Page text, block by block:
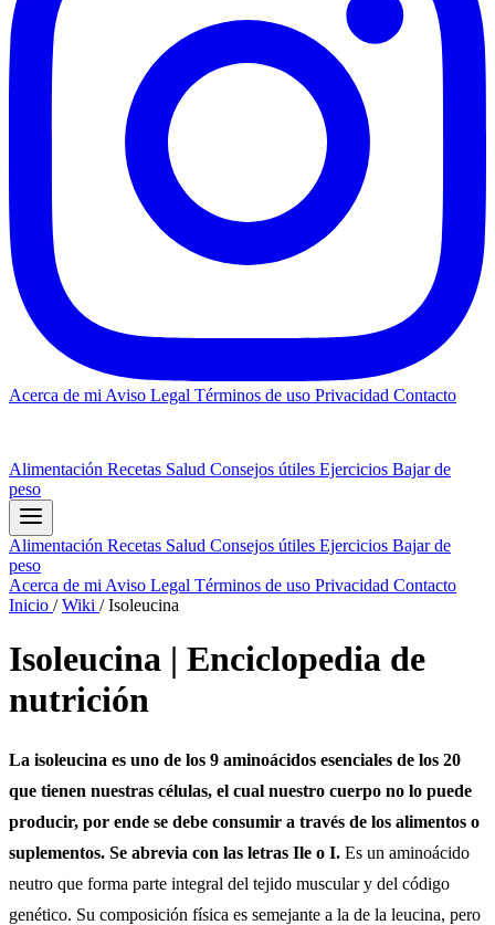
Acerca de mi Aviso Legal Términos de uso Privacidad Contacto
Alimentación Recetas Salud Consejos útiles Ejercicios Bajar de
peso
Alimentación Recetas Salud Consejos útiles Ejercicios Bajar de
peso
Acerca de mi Aviso Legal Términos de uso Privacidad Contacto
Inicio / Wiki / Isoleucina
Isoleucina | Enciclopedia de
nutrición
La isoleucina es uno de los 9 aminoácidos esenciales de los 20
que tienen nuestras células, el cual nuestro cuerpo no lo puede
producir, por ende se debe consumir a través de los alimentos o
suplementos. Se abrevia con las letras Ile o I. Es un aminoácido
neutro que forma parte integral del tejido muscular y del código
genético. Su composición física es semejante a la de la leucina, pero